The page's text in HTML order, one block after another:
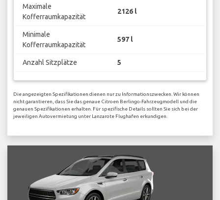
Maximale
Kofferraumkapazität
2126 l
Minimale
Kofferraumkapazität
597 l
Anzahl Sitzplätze 5
Die angezeigten Spezifikationen dienen nur zu Informationszwecken. Wir können
nicht garantieren, dass Sie das genaue Citroen Berlingo-Fahrzeugmodell und die
genauen Spezifikationen erhalten. Für spezifische Details sollten Sie sich bei der
jeweiligen Autovermietung unter Lanzarote Flughafen erkundigen.